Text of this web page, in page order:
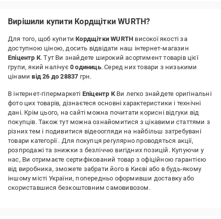
Вирішили купити Кордщітки WURTH?
Для того, щоб купитиКордщітки WURTH високої якості за
доступною ціною, досить відвідати наш інтернет-магазин
Епіцентр К. Тут Ви знайдете широкий асортимент товарів цієї
групи, який налічує 0 одиниць. Серед них товари з низькими
цінамивід 26 до 28837 грн.
В інтернет-гіпермаркеті Епіцентр КВи легко знайдете оригінальні
фото цих товарів, дізнаєтеся основні характеристики і технічні
дані. Крім цього, на сайті можна почитати корисні відгуки від
покупців. Також тут можна ознайомитися з цікавими статтями з
різних тем і подивитися відеоогляди на найбільш затребувані
товари категорії . Для покупця регулярно проводяться акції,
розпродажі та знижки з безліччю вигідних позицій. Купуючи у
нас, Ви отримаєте сертифікований товар з офіційною гарантією
від виробника, зможете забрати його в Києві або в будь-якому
іншому місті України, попередньо оформивши доставку або
скориставшися безкоштовним самовивозом.